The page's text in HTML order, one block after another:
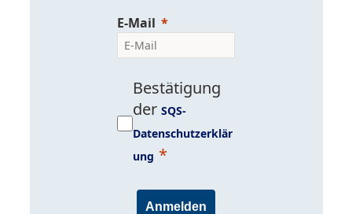
E-Mail
Bestätigung
derSQS-
Datenschutzerklär
ung
Anmelden